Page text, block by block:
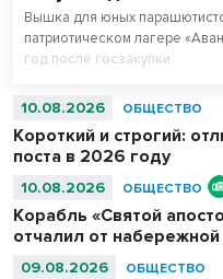
Вышка для юных
патриотическом лагере
год после госзакупки.
10.08.2026 ОБЩЕСТВО
Короткий и строгий:
поста в 2026 году
10.08.2026 ОБЩЕСТВО
Корабль «Святой
отчалил от
09.08.2026 ОБЩЕСТВО